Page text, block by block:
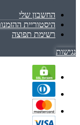
החשבון שלי
היסטוריית
רשימת תפוצה
נגישות